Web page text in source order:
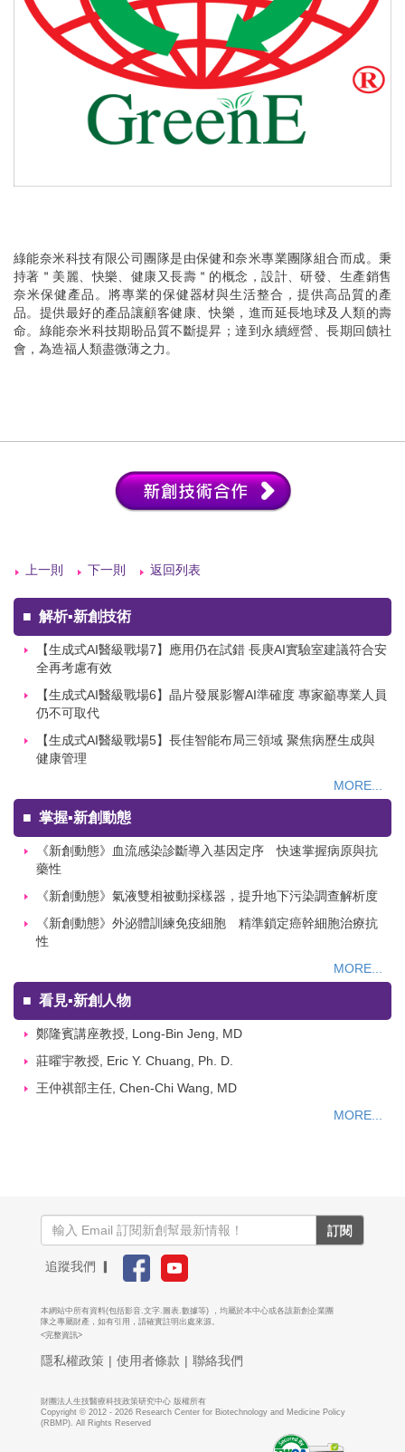
綠能奈米科技有限公司團隊是由保健和奈米專業團隊組合而成。秉
持著＂美麗、快樂、健康又長壽＂的概念，設計、研發、生產銷售
奈米保健產品。將專業的保健器材與生活整合，提供高品質的產
品。提供最好的產品讓顧客健康、快樂，進而延長地球及人類的壽
命。綠能奈米科技期盼品質不斷提昇；達到永續經營、長期回饋社
會，為造福人類盡微薄之力。
上一則 下一則 返回列表
■ 解析▪新創技術
【生成式AI醫級戰場7】應用仍在試錯 長庚AI實驗室建議符合安
全再考慮有效
【生成式AI醫級戰場6】晶片發展影響AI準確度 專家籲專業人員
仍不可取代
【生成式AI醫級戰場5】長佳智能布局三領域 聚焦病歷生成與
健康管理
MORE...
■ 掌握▪新創動態
《新創動態》血流感染診斷導入基因定序 快速掌握病原與抗
藥性
《新創動態》氣液雙相被動採樣器，提升地下污染調查解析度
《新創動態》外泌體訓練免疫細胞 精準鎖定癌幹細胞治療抗
性
MORE...
■ 看見▪新創人物
鄭隆賓講座教授, Long-Bin Jeng, MD
莊曜宇教授, Eric Y. Chuang, Ph. D.
王仲祺部主任, Chen-Chi Wang, MD
MORE...
訂閱
追蹤我們 ▎
本網站中所有資料(包括影音.文字.圖表.數據等) ，均屬於本中心或各該新創企業團
隊之專屬財產，如有引用，請確實註明出處來源。
<完整資訊>
隱私權政策 | 使用者條款 | 聯絡我們
財團法人生技醫療科技政策研究中心 版權所有
Copyright © 2012 - 2026 Research Center for Biotechnology and Medicine Policy
(RBMP). All Rights Reserved